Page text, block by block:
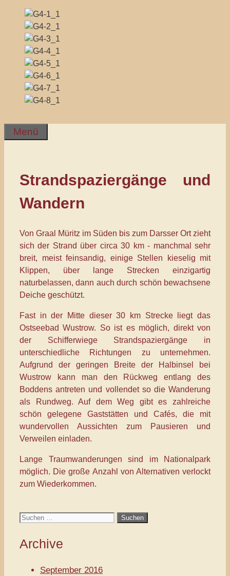
Inhalt
Menü
Strandspaziergänge und
Wandern
Von Graal Müritz im Süden bis zum Darsser Ort zieht
sich der Strand über circa 30 km - manchmal sehr
breit, meist feinsandig, einige Stellen kieselig mit
Klippen, über lange Strecken einzigartig
naturbelassen, dann auch durch schön bewachsene
Deiche geschützt.
Fast in der Mitte dieser 30 km Strecke liegt das
Ostseebad Wustrow. So ist es möglich, direkt von
der Schifferwiege Strandspaziergänge in
unterschiedliche Richtungen zu unternehmen.
Aufgrund der geringen Breite der Halbinsel bei
Wustrow kann man den Rückweg entlang des
Boddens antreten und vollendet so die Wanderung
als Rundweg. Auf dem Weg gibt es zahlreiche
schön gelegene Gaststätten und Cafés, die mit
wundervollen Aussichten zum Pausieren und
Verweilen einladen.
Lange Traumwanderungen sind im Nationalpark
möglich. Die große Anzahl von Alternativen verlockt
zum Wiederkommen.
Suche
Archive
September 2016